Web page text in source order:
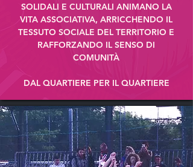
SOLIDALI E CULTURALI ANIMANO LA
VITA ASSOCIATIVA, ARRICCHENDO IL
TESSUTO SOCIALE DEL TERRITORIO E
RAFFORZANDO IL SENSO DI
COMUNITÀ
DAL QUARTIERE PER IL QUARTIERE